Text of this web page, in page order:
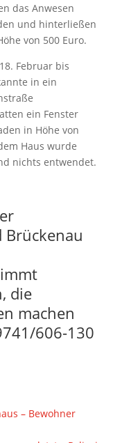
das Anwesen
und hinterließen
von 500 Euro.
Februar bis
in ein
ein Fenster
in Höhe von
Haus wurde
nichts entwendet.
Brückenau
die
machen
606-130
– Bewohner